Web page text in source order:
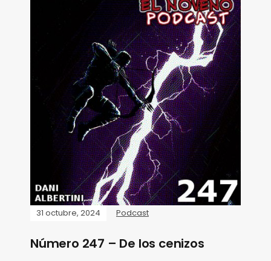
31 octubre, 2024 Podcast
Número 247 – De los cenizos